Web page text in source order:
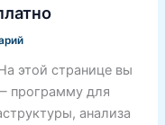
этой странице вы
программу для
анализа